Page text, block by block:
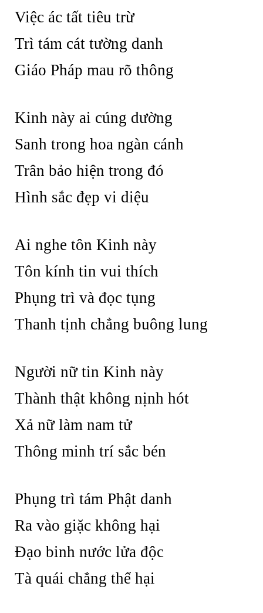
Việc ác tất tiêu trừ
Trì tám cát tường danh
Giáo Pháp mau rõ thông
Kinh này ai cúng dường
Sanh trong hoa ngàn cánh
Trân bảo hiện trong đó
Hình sắc đẹp vi diệu
Ai nghe tôn Kinh này
Tôn kính tin vui thích
Phụng trì và đọc tụng
Thanh tịnh chẳng buông lung
Người nữ tin Kinh này
Thành thật không nịnh hót
Xả nữ làm nam tử
Thông minh trí sắc bén
Phụng trì tám Phật danh
Ra vào giặc không hại
Đạo binh nước lửa độc
Tà quái chẳng thể hại